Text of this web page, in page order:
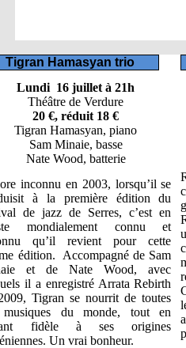
Tigran Hamasyan trio
Lundi 16 juillet à 21h
Théâtre de Verdure
20 €, réduit 18 €
Tigran Hamasyan, piano
Sam Minaie, basse
Nate Wood, batterie
inconnu en 2003, lorsqu’il se
à la première édition du
de jazz de Serres, c’est en
mondialement connu et
qu’il revient pour cette
édition. Accompagné de Sam
et de Nate Wood, avec
il a enregistré Arrata Rebirth
Tigran se nourrit de toutes
du monde, tout en
fidèle à ses origines
Un vrai bonheur.